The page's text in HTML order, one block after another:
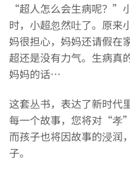
“超人怎么会生病呢？”
时，小超忽然吐了。原来
妈很担心，妈妈还请假在
超还是没有力气。生病真
妈妈的话…
这套丛书，表达了新时代
每一个故事，您将对“孝
而孩子也将因故事的浸
子。